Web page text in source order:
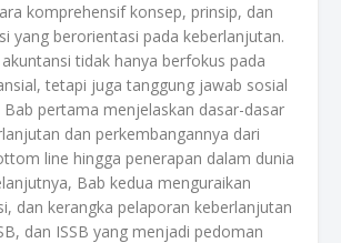
komprehensif konsep, prinsip, dan
yang berorientasi pada keberlanjutan.
tidak hanya berfokus pada
tetapi juga tanggung jawab sosial
Bab pertama menjelaskan dasar-dasar
dan perkembangannya dari
line hingga penerapan dalam dunia
Bab kedua menguraikan
dan kerangka pelaporan keberlanjutan
dan ISSB yang menjadi pedoman